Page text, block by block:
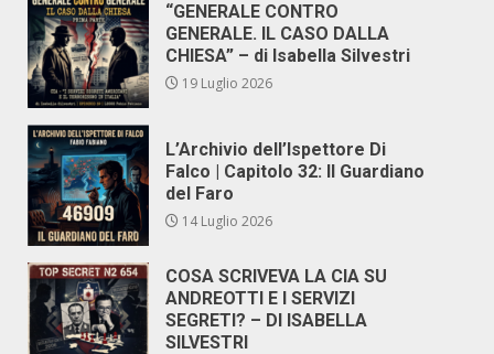
“GENERALE CONTRO
GENERALE. IL CASO DALLA
CHIESA” – di Isabella Silvestri
19 Luglio 2026
L’Archivio dell’Ispettore Di
Falco | Capitolo 32: Il Guardiano
del Faro
14 Luglio 2026
COSA SCRIVEVA LA CIA SU
ANDREOTTI E I SERVIZI
SEGRETI? – DI ISABELLA
SILVESTRI